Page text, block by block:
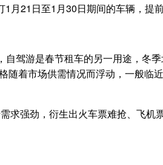
21日至1月30日期间的车辆，提前
驾游是春节租车的另一用途，冬季
随着市场供需情况而浮动，一般临
求强劲，衍生出火车票难抢、飞机